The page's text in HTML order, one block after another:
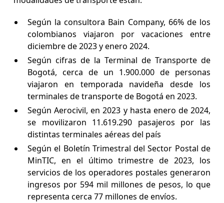
Según la consultora Bain Company, 66% de los
colombianos viajaron por vacaciones entre
diciembre de 2023 y enero 2024.
Según cifras de la Terminal de Transporte de
Bogotá, cerca de un 1.900.000 de personas
viajaron en temporada navideña desde los
terminales de transporte de Bogotá en 2023.
Según Aerocivil, en 2023 y hasta enero de 2024,
se movilizaron 11.619.290 pasajeros por las
distintas terminales aéreas del país
Según el Boletín Trimestral del Sector Postal de
MinTIC, en el último trimestre de 2023, los
servicios de los operadores postales generaron
ingresos por 594 mil millones de pesos, lo que
representa cerca 77 millones de envíos.